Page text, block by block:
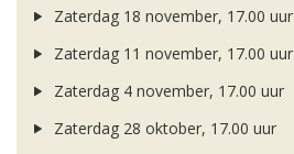
Zaterdag 18 november, 17.00 uur
Zaterdag 11 november, 17.00 uur
Zaterdag 4 november, 17.00 uur
Zaterdag 28 oktober, 17.00 uur